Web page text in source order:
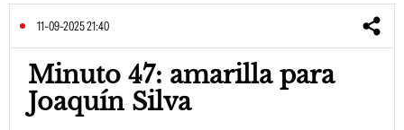
11-09-2025 21:40
Minuto 47: amarilla para
Joaquín Silva